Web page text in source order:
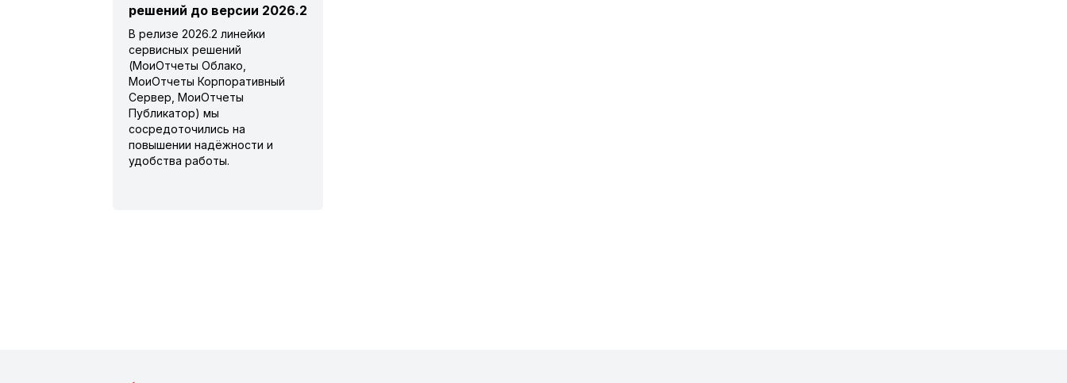
решений до версии 2026.2
В релизе 2026.2 линейки
сервисных решений
(МоиОтчеты Облако,
МоиОтчеты Корпоративный
Сервер, МоиОтчеты
Публикатор) мы
сосредоточились на
повышении надёжности и
удобства работы.